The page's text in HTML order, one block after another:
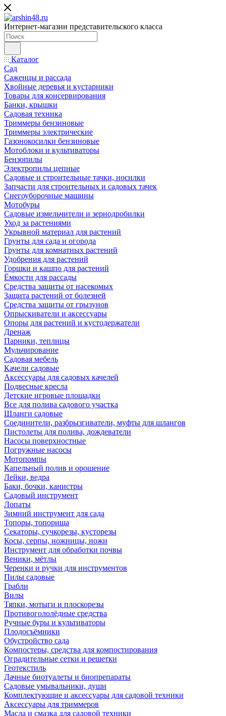
Интернет-магазин представительского класса
Каталог
Сад
Саженцы и рассада
Хвойные деревья и кустарники
Товары для консервирования
Банки, крышки
Садовая техника
Триммеры бензиновые
Триммеры электрические
Газонокосилки бензиновые
Мотоблоки и культиваторы
Бензопилы
Электропилы цепные
Садовые и строительные тачки, носилки
Запчасти для строительных и садовых тачек
Снегоуборочные машины
Мотобуры
Садовые измельчители и зернодробилки
Уход за растениями
Укрывной материал для растений
Грунты для сада и огорода
Грунты для комнатных растений
Удобрения для растений
Горшки и кашпо для растений
Ёмкости для рассады
Средства защиты от насекомых
Защита растений от болезней
Средства защиты от грызунов
Опрыскиватели и аксессуары
Опоры для растений и кустодержатели
Дренаж
Парники, теплицы
Мульчирование
Садовая мебель
Качели садовые
Аксессуары для садовых качелей
Подвесные кресла
Детские игровые площадки
Все для полива садового участка
Шланги садовые
Соединители, разбрызгиватели, муфты для шлангов
Пистолеты для полива, дождеватели
Насосы поверхностные
Погружные насосы
Мотопомпы
Капельный полив и орошение
Лейки, ведра
Баки, бочки, канистры
Садовый инструмент
Лопаты
Зимний инструмент для сада
Топоры, топорища
Секаторы, сучкорезы, кусторезы
Косы, серпы, ножницы, ножи
Инструмент для обработки почвы
Веники, мётлы
Черенки и ручки для инструментов
Пилы садовые
Грабли
Вилы
Тяпки, мотыги и плоскорезы
Противогололёдные средства
Ручные буры и культиваторы
Плодосъёмники
Обустройство сада
Компостеры, средства для компостирования
Оградительные сетки и решетки
Геотекстиль
Дачные биотуалеты и биопрепараты
Садовые умывальники, души
Комплектующие и аксессуары для садовой техники
Аксессуары для триммеров
Масла и смазка для садовой техники